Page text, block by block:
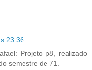
23:36
Projeto p8, realizado
semestre de 71.